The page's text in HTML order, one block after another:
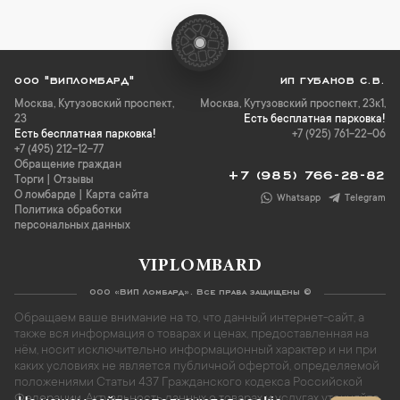
ООО "ВИПЛОМБАРД"
Москва, Кутузовский проспект,
23
Есть бесплатная парковка!
+7 (495) 212-12-77
Обращение граждан
Торги
Отзывы
О ломбарде
Карта сайта
Политика обработки
персональных данных
ИП ГУБАНОВ С.В.
Москва, Кутузовский проспект, 23к1,
Есть бесплатная парковка!
+7 (925) 761-22-06
+7 (985) 766-28-82
Whatsapp Telegram
VIPLOMBARD
ООО «ВИП Ломбард». Все права защищены ©
Обращаем ваше внимание на то, что данный интернет-сайт, а
также вся информация о товарах и ценах, предоставленная на
нём, носит исключительно информационный характер и ни при
каких условиях не является публичной офертой, определяемой
положениями Статьи 437 Гражданского кодекса Российской